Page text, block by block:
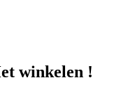
winkelen !